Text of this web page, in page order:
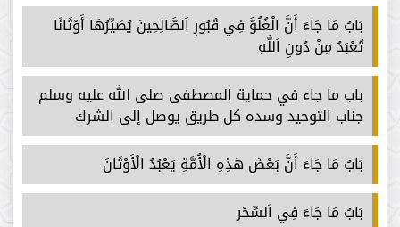
بَابُ مَا جَاءَ أَنَّ الْغُلُوَّ فِي قُبُورِ اَلصَّالِحِينَ يُصَيِّرُهَا أَوْثَانًا
تُعْبَدُ مِنْ دُونِ اَللَّهِ
باب ما جاء في حماية المصطفى صلى الله عليه وسلم
جناب التوحيد وسده كل طريق يوصل إلى الشرك
بَابُ مَا جَاءَ أَنَّ بَعْضَ هَذِهِ الْأُمَّةِ يَعْبُدُ الْأَوْثَانَ
بَابُ مَا جَاءَ فِي اَلسِّحْر